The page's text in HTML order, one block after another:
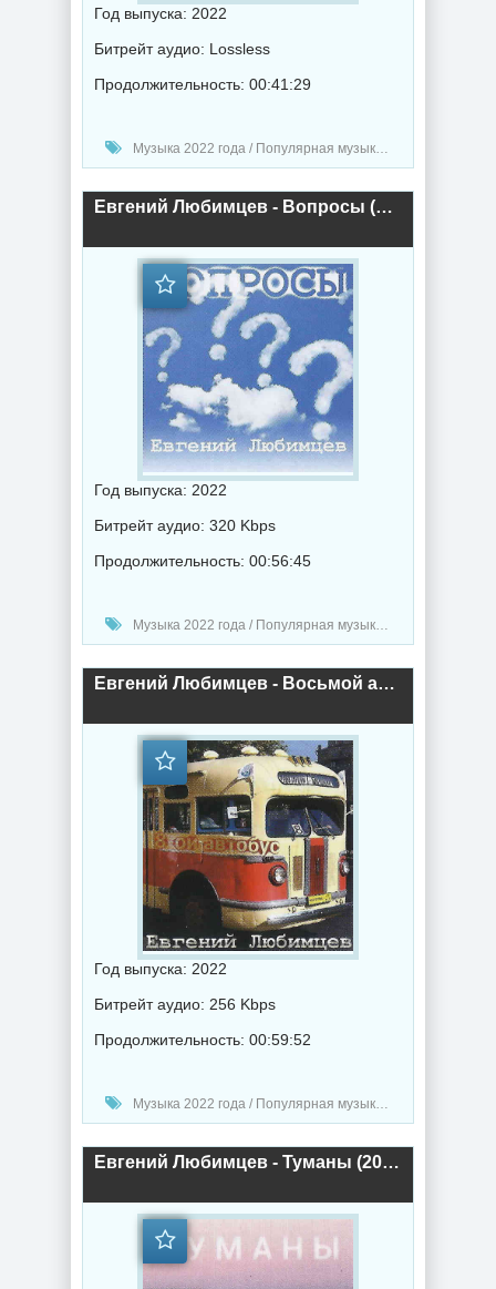
Год выпуска: 2022
Битрейт аудио: Lossless
Продолжительность: 00:41:29
Музыка 2022 года / Популярная музыка / Рок - альтернативная музыка / Альбомы музыка
Евгений Любимцев - Вопросы (2022) торрент
Год выпуска: 2022
Битрейт аудио: 320 Kbps
Продолжительность: 00:56:45
Музыка 2022 года / Популярная музыка / Шансон музыка / Альбомы музыка
Евгений Любимцев - Восьмой автобус (2022) торрент
Год выпуска: 2022
Битрейт аудио: 256 Kbps
Продолжительность: 00:59:52
Музыка 2022 года / Популярная музыка / Шансон музыка / Альбомы музыка
Евгений Любимцев - Туманы (2022) торрент